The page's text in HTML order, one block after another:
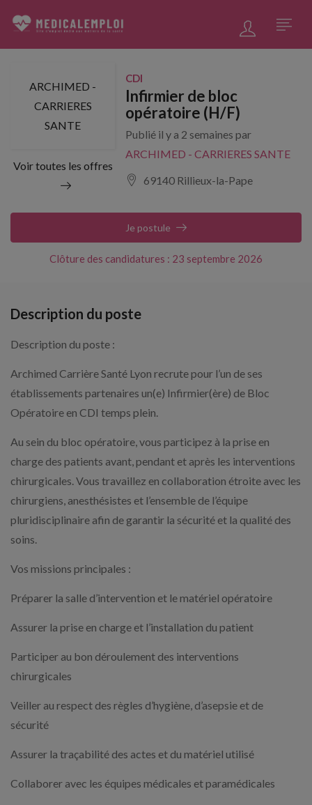
ARCHIMED -
CARRIERES
SANTE
Voir toutes les offres
CDI
Infirmier de bloc
opératoire (H/F)
Publié il y a 2 semaines par
ARCHIMED - CARRIERES SANTE
69140 Rillieux-la-Pape
Clôture des candidatures : 23 septembre 2026
Je postule
Description du poste
Description du poste :
Archimed Carrière Santé Lyon recrute pour l’un de ses
établissements partenaires un(e) Infirmier(ère) de Bloc
Opératoire en CDI temps plein.
Au sein du bloc opératoire, vous participez à la prise en
charge des patients avant, pendant et après les interventions
chirurgicales. Vous travaillez en collaboration étroite avec les
chirurgiens, anesthésistes et l’ensemble de l’équipe
pluridisciplinaire afin de garantir la sécurité et la qualité des
soins.
Vos missions principales :
Préparer la salle d’intervention et le matériel opératoire
Assurer la prise en charge et l’installation du patient
Participer au bon déroulement des interventions
chirurgicales
Veiller au respect des règles d’hygiène, d’asepsie et de
sécurité
Assurer la traçabilité des actes et du matériel utilisé
Collaborer avec les équipes médicales et paramédicales